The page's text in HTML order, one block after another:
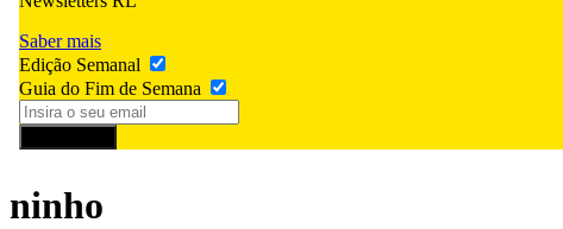
Saber mais
Edição Semanal
Guia do Fim de Semana
ninho